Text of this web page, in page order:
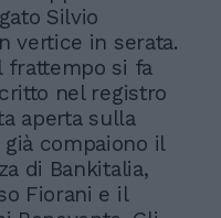
Silvio
vertice in serata.
frattempo si fa
nel registro
aperta sulla
compaiono il
di Bankitalia,
Fiorani e il